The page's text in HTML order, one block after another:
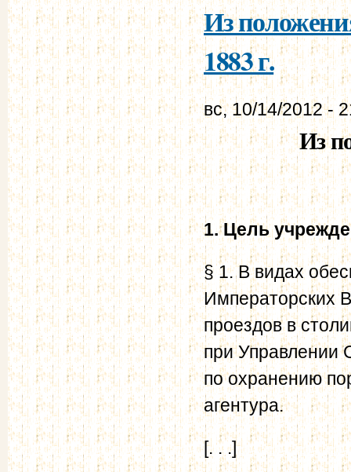
Из
1883 г.
вс, 10/14/2012 -
Из
1. Цель
§ 1. В видах
Императорских
проездов в
при Управлении
по охранению
агентура.
[. . .]